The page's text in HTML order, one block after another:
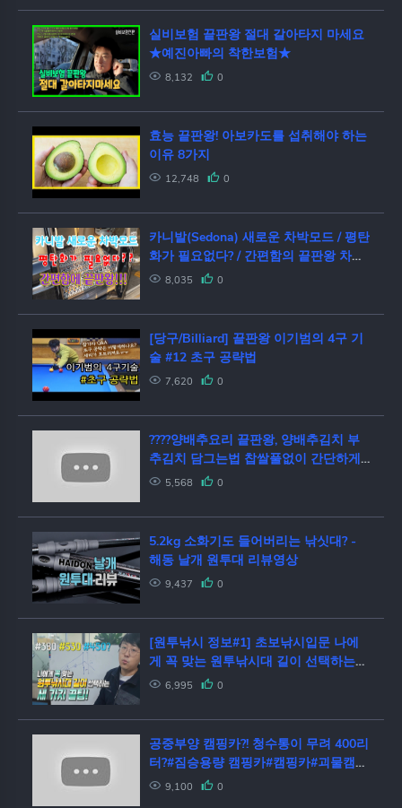
실비보험 끝판왕 절대 갈아타지 마세요
★예진아빠의 착한보험★
8,132 0
효능 끝판왕! 아보카도를 섭취해야 하는
이유 8가지
12,748 0
카니발(Sedona) 새로운 차박모드 / 평탄
화가 필요없다? / 간편함의 끝판왕 차박
모드! / 카니발차박 / carcamping /
8,035 0
[당구/Billiard] 끝판왕 이기범의 4구 기
술 #12 초구 공략법
7,620 0
????양배추요리 끝판왕, 양배추김치 부
추김치 담그는법 찹쌀풀없이 간단하게
알토란 레시피
5,568 0
5.2kg 소화기도 들어버리는 낚싯대? -
해동 날개 원투대 리뷰영상
9,437 0
[원투낚시 정보#1] 초보낚시입문 나에
게 꼭 맞는 원투낚시대 길이 선택하는
세 가지 팁!
6,995 0
공중부양 캠핑카?! 청수통이 무려 400리
터?#짐승용량 캠핑카#캠핑카#괴물캠핑
카#명품모터홈#캠핑클럽
9,100 0